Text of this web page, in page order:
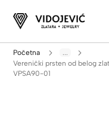
Početna
...
Verenički prsten od belog
VPSA90-01